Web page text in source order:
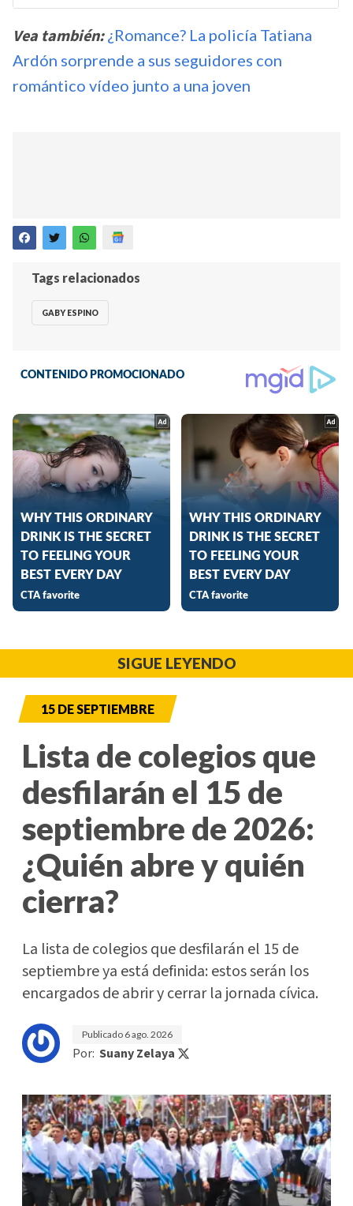
Vea también: ¿Romance? La policía Tatiana
Ardón sorprende a sus seguidores con
romántico vídeo junto a una joven
Tags relacionados
GABY ESPINO
SIGUE LEYENDO
15 DE SEPTIEMBRE
Lista de colegios que
desfilarán el 15 de
septiembre de 2026:
¿Quién abre y quién
cierra?
La lista de colegios que desfilarán el 15 de
septiembre ya está definida: estos serán los
encargados de abrir y cerrar la jornada cívica.
Publicado 6 ago. 2026
Por: Suany Zelaya